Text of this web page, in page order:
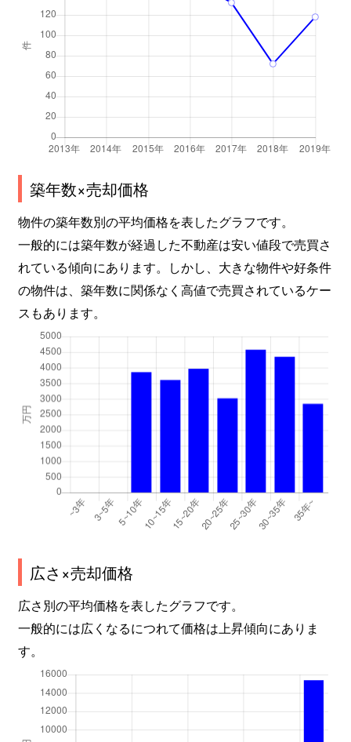
築年数×売却価格
物件の築年数別の平均価格を表したグラフです。
一般的には築年数が経過した不動産は安い値段で売買さ
れている傾向にあります。しかし、大きな物件や好条件
の物件は、築年数に関係なく高値で売買されているケー
スもあります。
広さ×売却価格
広さ別の平均価格を表したグラフです。
一般的には広くなるにつれて価格は上昇傾向にありま
す。